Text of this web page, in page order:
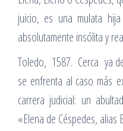
juicio, es una mulata
absolutamente insólita y
Toledo, 1587. Cerca ya
se enfrenta al caso más
carrera judicial: un
«Elena de Céspedes, alias